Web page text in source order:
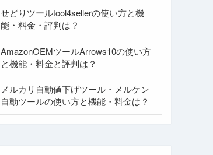
せどりツールtool4sellerの使い方と機
能・料金・評判は？
AmazonOEMツールArrows10の使い方
と機能・料金と評判は？
メルカリ自動値下げツール・メルケン
自動ツールの使い方と機能・料金は？